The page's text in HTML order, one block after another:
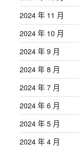
2024 年 11 月
2024 年 10 月
2024 年 9 月
2024 年 8 月
2024 年 7 月
2024 年 6 月
2024 年 5 月
2024 年 4 月